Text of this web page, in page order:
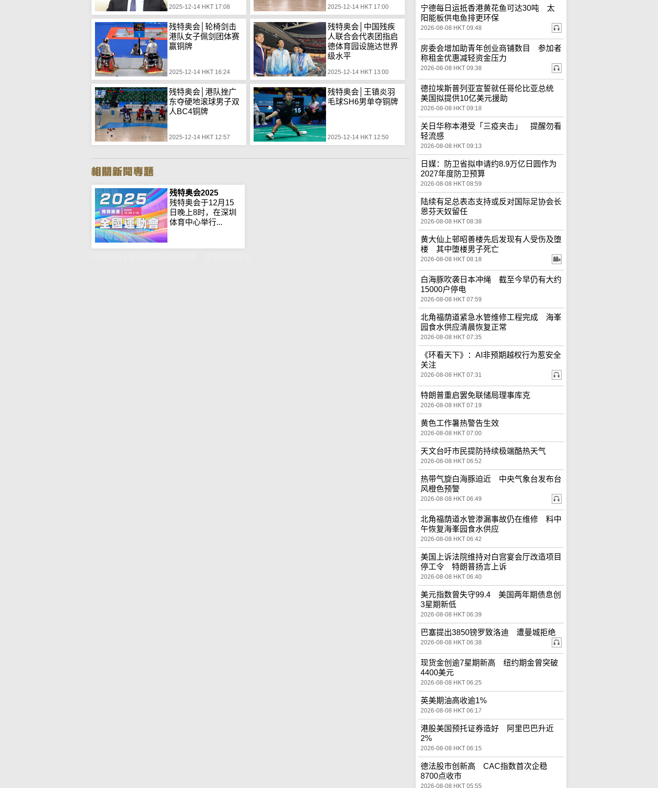
2025-12-14 HKT 17:08 2025-12-14 HKT 17:00
残特奥会│轮椅剑击
港队女子佩剑团体赛
赢铜牌
2025-12-14 HKT 16:24
残特奥会│中国残疾
人联合会代表团指启
德体育园设施达世界
级水平
2025-12-14 HKT 13:00
残特奥会│港队挫广
东夺硬地滚球男子双
人BC4铜牌
2025-12-14 HKT 12:57
残特奥会│王镇炎羽
毛球SH6男单夺铜牌
2025-12-14 HKT 12:50
残特奥会2025
残特奥会于12月15
日晚上8时，在深圳
体育中心举行...
宁德每日运抵香港黄花鱼可达30吨 太
阳能板供电鱼排更环保
2026-08-08 HKT 09:48
房委会增加助青年创业商铺数目 参加者
称租金优惠减轻资金压力
2026-08-08 HKT 09:38
德拉埃斯普列亚宣誓就任哥伦比亚总统
美国拟提供10亿美元援助
2026-08-08 HKT 09:18
关日华称本港受「三疫夹击」 提醒勿看
轻流感
2026-08-08 HKT 09:13
日媒：防卫省拟申请约8.9万亿日圆作为
2027年度防卫预算
2026-08-08 HKT 08:59
陆续有足总表态支持或反对国际足协会长
恩芬天奴留任
2026-08-08 HKT 08:38
黄大仙上邨昭善楼先后发现有人受伤及堕
楼 其中堕楼男子死亡
2026-08-08 HKT 08:18
白海豚吹袭日本冲绳 截至今早仍有大约
15000户停电
2026-08-08 HKT 07:59
北角福荫道紧急水管维修工程完成 海峯
园食水供应清晨恢复正常
2026-08-08 HKT 07:35
《环看天下》：AI非预期越权行为惹安全
关注
2026-08-08 HKT 07:31
特朗普重启罢免联储局理事库克
2026-08-08 HKT 07:19
黄色工作暑热警告生效
2026-08-08 HKT 07:00
天文台吁市民提防持续极端酷热天气
2026-08-08 HKT 06:52
热带气旋白海豚迫近 中央气象台发布台
风橙色预警
2026-08-08 HKT 06:49
北角福荫道水管渗漏事故仍在维修 料中
午恢复海峯园食水供应
2026-08-08 HKT 06:42
美国上诉法院维持对白宫宴会厅改造项目
停工令 特朗普扬言上诉
2026-08-08 HKT 06:40
美元指数曾失守99.4 美国两年期债息创
3星期新低
2026-08-08 HKT 06:39
巴塞提出3850镑罗致洛迪 遭曼城拒绝
2026-08-08 HKT 06:38
现货金创逾7星期新高 纽约期金曾突破
4400美元
2026-08-08 HKT 06:25
英美期油高收逾1%
2026-08-08 HKT 06:17
港股美国预托证券造好 阿里巴巴升近
2%
2026-08-08 HKT 06:15
德法股市创新高 CAC指数首次企稳
8700点收市
2026-08-08 HKT 05:55